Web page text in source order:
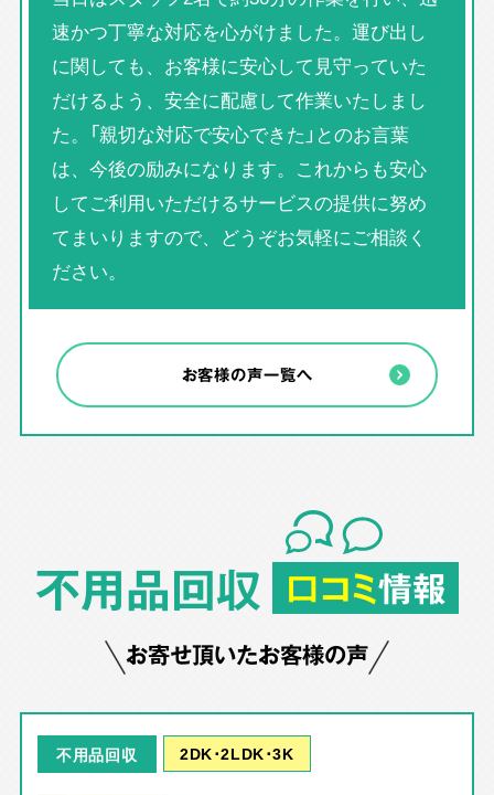
速かつ丁寧な対応を心がけました。運び出し
に関しても、お客様に安心して見守っていた
だけるよう、安全に配慮して作業いたしまし
た。「親切な対応で安心できた」とのお言葉
は、今後の励みになります。これからも安心
してご利用いただけるサービスの提供に努め
てまいりますので、どうぞお気軽にご相談く
ださい。
お客様の声一覧へ
不用品回収 口コミ情報
お寄せ頂いたお客様の声
不用品回収 2DK･2LDK･3K